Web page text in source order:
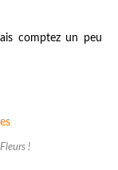
comptez un peu
!